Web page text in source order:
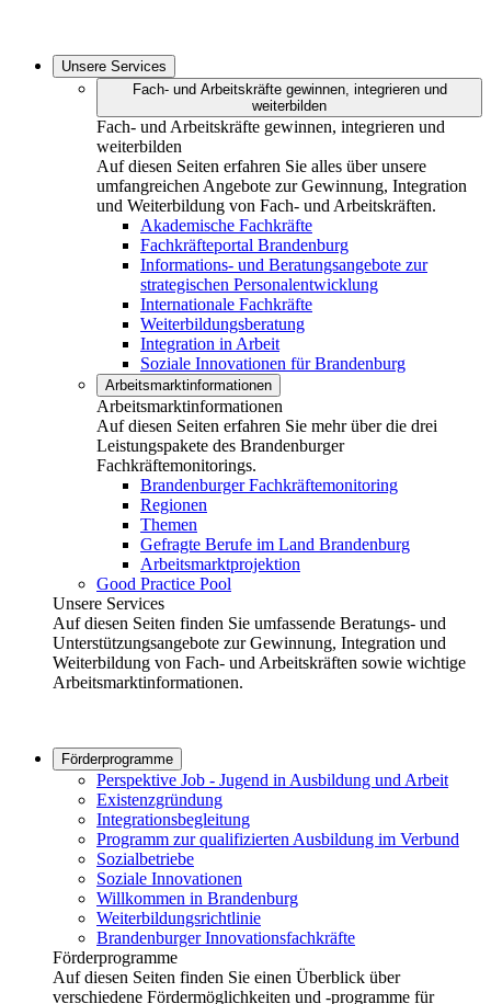
Unsere Services
Fach- und Arbeitskräfte gewinnen, integrieren und
weiterbilden
Fach- und Arbeitskräfte gewinnen, integrieren und
weiterbilden
Auf diesen Seiten erfahren Sie alles über unsere
umfangreichen Angebote zur Gewinnung, Integration
und Weiterbildung von Fach- und Arbeitskräften.
Akademische Fachkräfte
Fachkräfteportal Brandenburg
Informations- und Beratungsangebote zur
strategischen Personalentwicklung
Internationale Fachkräfte
Weiterbildungsberatung
Integration in Arbeit
Soziale Innovationen für Brandenburg
Arbeitsmarktinformationen
Arbeitsmarktinformationen
Auf diesen Seiten erfahren Sie mehr über die drei
Leistungspakete des Brandenburger
Fachkräftemonitorings.
Brandenburger Fachkräftemonitoring
Regionen
Themen
Gefragte Berufe im Land Brandenburg
Arbeitsmarktprojektion
Good Practice Pool
Unsere Services
Auf diesen Seiten finden Sie umfassende Beratungs- und
Unterstützungsangebote zur Gewinnung, Integration und
Weiterbildung von Fach- und Arbeitskräften sowie wichtige
Arbeitsmarktinformationen.
Förderprogramme
Perspektive Job - Jugend in Ausbildung und Arbeit
Existenzgründung
Integrationsbegleitung
Programm zur qualifizierten Ausbildung im Verbund
Sozialbetriebe
Soziale Innovationen
Willkommen in Brandenburg
Weiterbildungsrichtlinie
Brandenburger Innovationsfachkräfte
Förderprogramme
Auf diesen Seiten finden Sie einen Überblick über
verschiedene Fördermöglichkeiten und -programme für